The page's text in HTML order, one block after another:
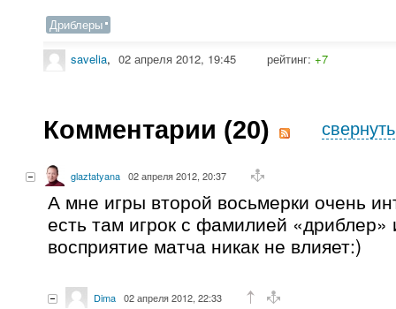
Дриблеры
savelia, 02 апреля 2012, 19:45 рейтинг: +7
Комментарии (20) свернуть
glaztatyana 02 апреля 2012, 20:37
А мне игры второй восьмерки очень
есть там игрок с фамилией «дриблер»
восприятие матча никак не влияет:)
Dima 02 апреля 2012, 22:33